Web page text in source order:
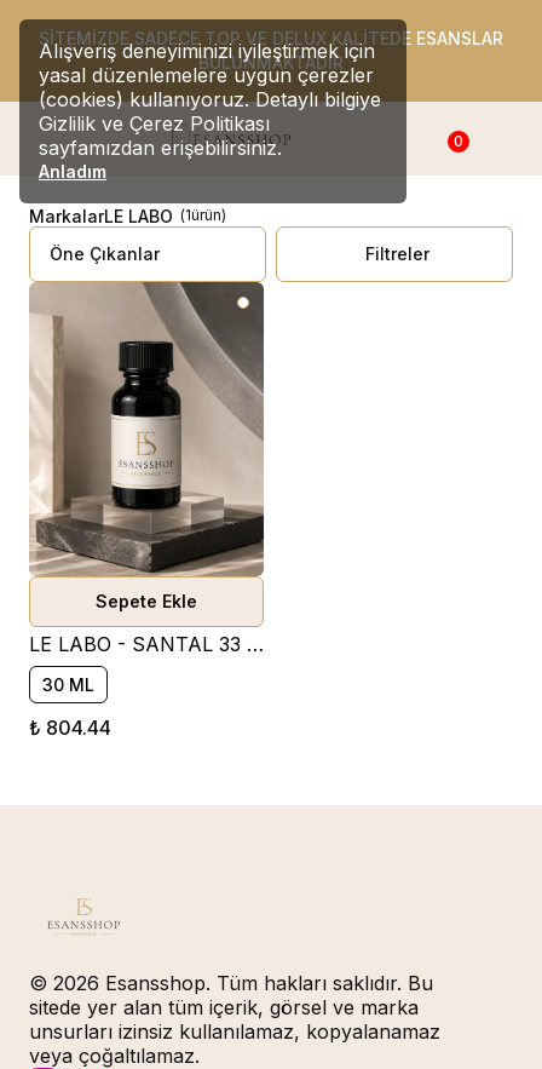
Alışveriş deneyiminizi iyileştirmek için
yasal düzenlemelere uygun çerezler
(cookies) kullanıyoruz. Detaylı bilgiye
Gizlilik ve Çerez Politikası
sayfamızdan erişebilirsiniz.
Anladım
SİTEMİZDE SADECE TOP VE DELUX KALİTEDE ESANSLAR
BULUNMAKTADIR
0
MarkalarLE LABO (1ürün)
Filtreler
Sepete Ekle
LE LABO - SANTAL 33 PARFÜM ESANSI ( ODUNSU )
30 ML
₺ 804.44
© 2026 Esansshop. Tüm hakları saklıdır. Bu
sitede yer alan tüm içerik, görsel ve marka
unsurları izinsiz kullanılamaz, kopyalanamaz
veya çoğaltılamaz.